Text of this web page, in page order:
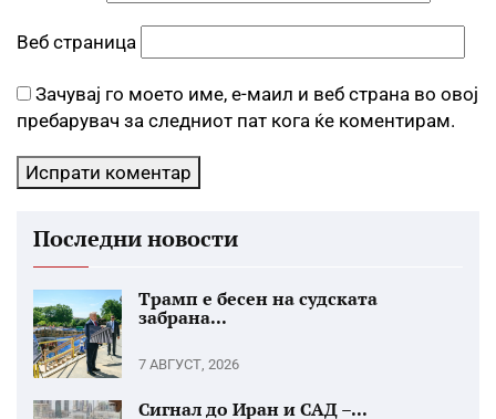
Веб страница
Зачувај го моето име, е-маил и веб страна во овој
пребарувач за следниот пат кога ќе коментирам.
Последни новости
Трамп е бесен на судската
забрана...
7 АВГУСТ, 2026
Сигнал до Иран и САД –...